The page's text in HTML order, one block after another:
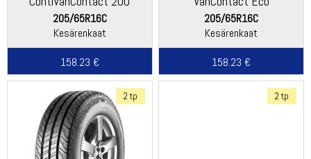
205/65R16C
Kesärenkaat
158.23 €
205/65R16C
Kesärenkaat
158.23 €
2 tp 2 tp